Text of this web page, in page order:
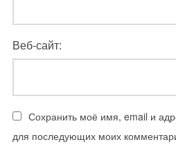
Веб-сайт:
Сохранить моё имя, email и
для последующих моих